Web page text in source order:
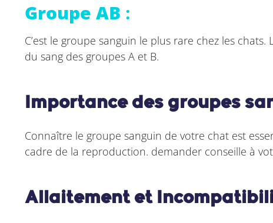
Groupe AB :
C’est le groupe sanguin le plus rare chez les
du sang des groupes A et B.
Importance des groupes
Connaître le groupe sanguin de votre chat est
cadre de la reproduction. demander conseille à
Allaitement et